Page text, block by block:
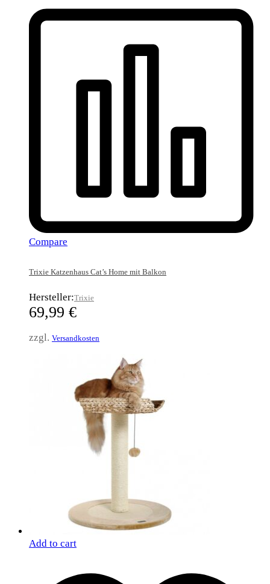
Compare
Trixie Katzenhaus Cat’s Home mit Balkon
Hersteller:Trixie
69,99 €
zzgl. Versandkosten
Add to cart